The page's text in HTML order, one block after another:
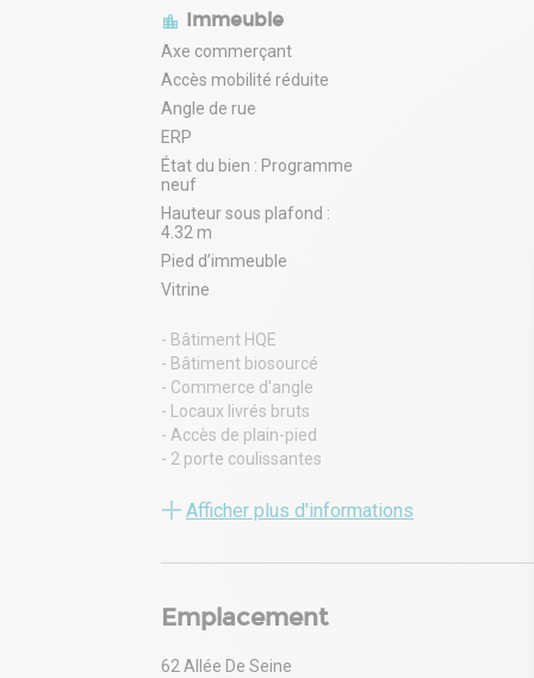
Immeuble
Axe commerçant
Accès mobilité réduite
Angle de rue
ERP
État du bien : Programme
neuf
Hauteur sous plafond :
4.32 m
Pied d’immeuble
Vitrine
- Bâtiment HQE
- Bâtiment biosourcé
- Commerce d'angle
- Locaux livrés bruts
- Accès de plain-pied
- 2 porte coulissantes
- HSP : 4,32 mètres
Afficher plus d'informations
Emplacement
62 Allée De Seine